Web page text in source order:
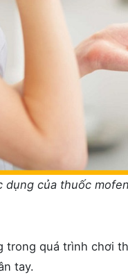
dụng của thuốc mofen
trong quá trình chơi
tay.